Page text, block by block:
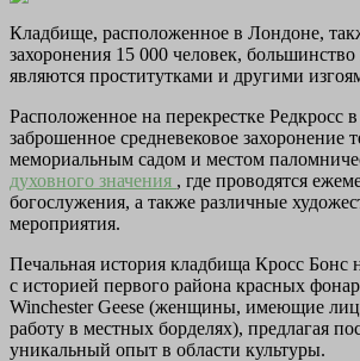
Кладбище, расположенное в Лондоне,
захоронения 15 000 человек,
являются проститутками и другими
Расположенное на перекрестке Редкросс
заброшенное средневековое захоронение
мемориальным садом и местом
духовного значения , где проводятся
богослужения, а также различные
мероприятия.
Печальная история кладбища Кросс Бонс
с историей первого района красных
Winchester Geese (женщины, имеющие
работу в местных борделях), предлагая
уникальный опыт в области культуры.